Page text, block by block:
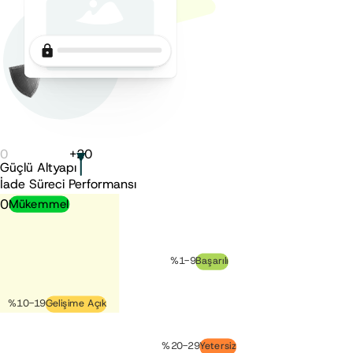
0 +20
Güçlü Altyapı
İade Süreci Performansı
0Mükemmel
%1-9Başarılı
%10-19Gelişime Açık
%20-29Yetersiz